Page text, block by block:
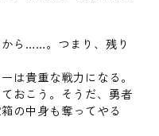
ら……。つまり、残り
は貴重な戦力になる。
おこう。そうだ、勇者
の中身も奪ってやる